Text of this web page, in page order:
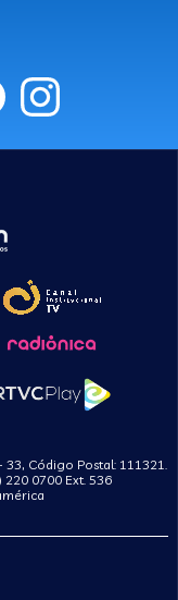
Código Postal: 111321.
220 0700 Ext. 536